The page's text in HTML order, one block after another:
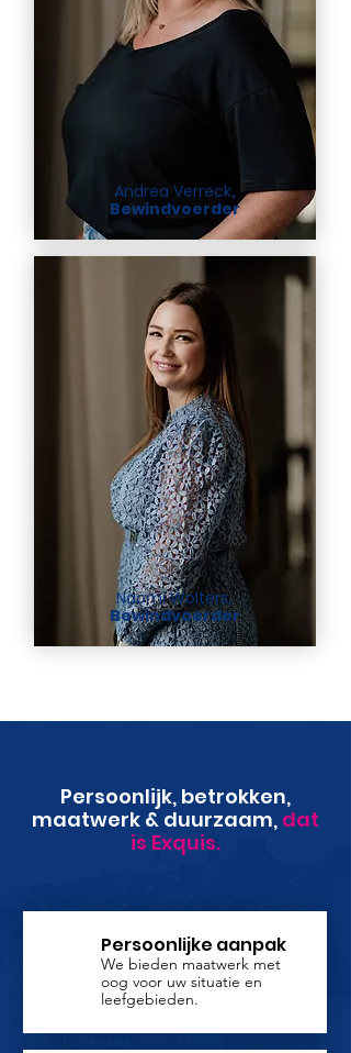
Andrea Verreck,
Bewindvoerder
Naomi Wolters,
Bewindvoerder
Persoonlijk, betrokken,
maatwerk & duurzaam, dat
is Exquis.
Persoonlijke aanpak
We bieden maatwerk met
oog voor uw situatie en
leefgebieden.